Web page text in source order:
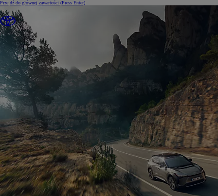
Przejdź do głównej zawartości (Press Enter)